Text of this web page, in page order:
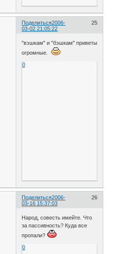
Поделиться 25
2006-
03-02 21:05:22
"вэшкам" и "бэшкам" приветы
огромные.
0
Поделиться 26
2006-
03-16 15:37:03
Народ, совесть имейте. Что
за пассивность? Куда все
пропали?
0